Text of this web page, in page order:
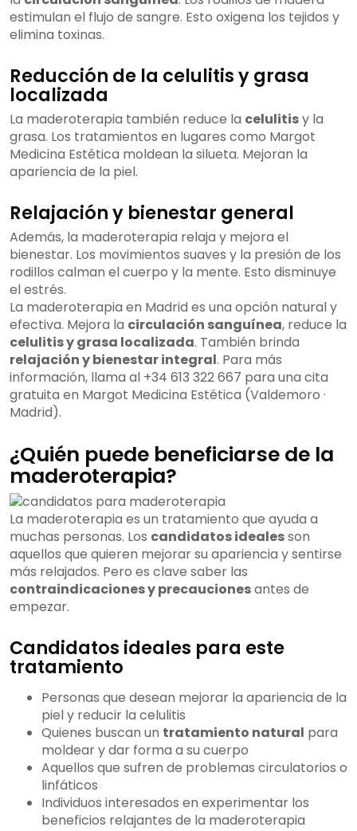
estimulan el flujo de sangre. Esto oxigena los tejidos y
elimina toxinas.
Reducción de la celulitis y grasa
localizada
La maderoterapia también reduce la celulitisy la
grasa. Los tratamientos en lugares como Margot
Medicina Estética moldean la silueta. Mejoran la
apariencia de la piel.
Relajación y bienestar general
Además, la maderoterapia relaja y mejora el
bienestar. Los movimientos suaves y la presión de los
rodillos calman el cuerpo y la mente. Esto disminuye
el estrés.
La maderoterapia en Madrid es una opción natural y
efectiva. Mejora la circulación sanguínea, reduce la
celulitis y grasa localizada. También brinda
relajación y bienestar integral. Para más
información, llama al +34 613 322 667 para una cita
gratuita en Margot Medicina Estética (Valdemoro ·
Madrid).
¿Quién puede beneficiarse de la
maderoterapia?
La maderoterapia es un tratamiento que ayuda a
muchas personas. Los candidatos idealesson
aquellos que quieren mejorar su apariencia y sentirse
más relajados. Pero es clave saber las
contraindicaciones y precaucionesantes de
empezar.
Candidatos ideales para este
tratamiento
Personas que desean mejorar la apariencia de la
piel y reducir la celulitis
Quienes buscan un tratamiento natural para
moldear y dar forma a su cuerpo
Aquellos que sufren de problemas circulatorios o
linfáticos
Individuos interesados en experimentar los
beneficios relajantes de la maderoterapia